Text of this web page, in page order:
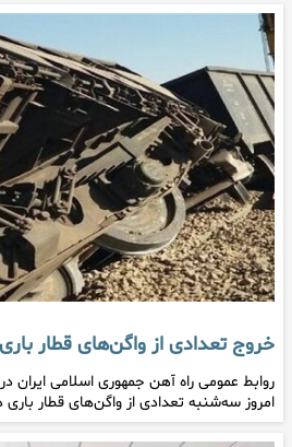
خروج تعدادی از واگن‌های قطار
روابط عمومی راه آهن جمهوری اسلامی ایران در
امروز سه‌شنبه تعدادی از واگن‌های قطار باری